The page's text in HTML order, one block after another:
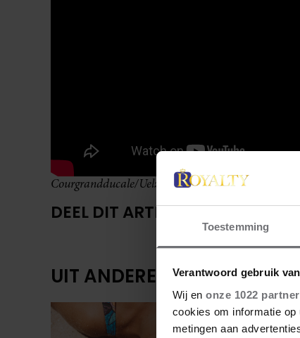
Toestemming
Verantwoord gebruik
Wij en onze 1022
cookies om informatie op
metingen aan
Courgrandducale/Uelzechtkanal
DEEL DIT ARTIKEL OP SOCIAL
UIT ANDERE MEDIA